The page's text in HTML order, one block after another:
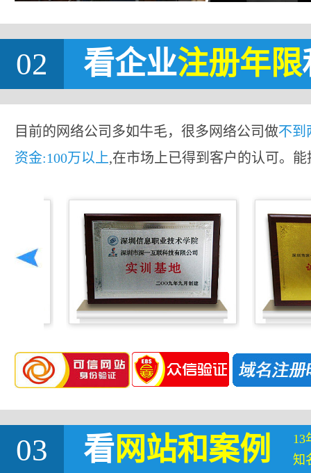
02 看企业注册年限
目前的网络公司多如牛毛，很多网络公司做不到
资金:100万以上,在市场上已得到客户的认可。
03 看网站和案例
13
知